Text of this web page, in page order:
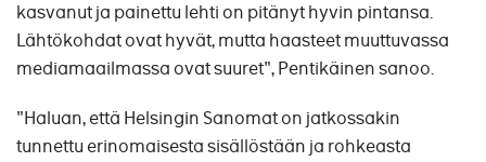
kasvanut ja painettu lehti on pitänyt hyvin pintansa.
Lähtökohdat ovat hyvät, mutta haasteet muuttuvassa
mediamaailmassa ovat suuret", Pentikäinen sanoo.
"Haluan, että Helsingin Sanomat on jatkossakin
tunnettu erinomaisesta sisällöstään ja rohkeasta